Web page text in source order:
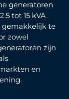
generatoren
tot 15 kVA.
gemakkelijk te
zowel
zijn
en